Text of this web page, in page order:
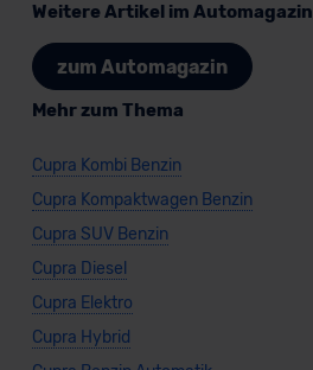
Weitere Artikel im Automagazin
zum Automagazin
Mehr zum Thema
Cupra Kombi Benzin
Cupra Kompaktwagen Benzin
Cupra SUV Benzin
Cupra Diesel
Cupra Elektro
Cupra Hybrid